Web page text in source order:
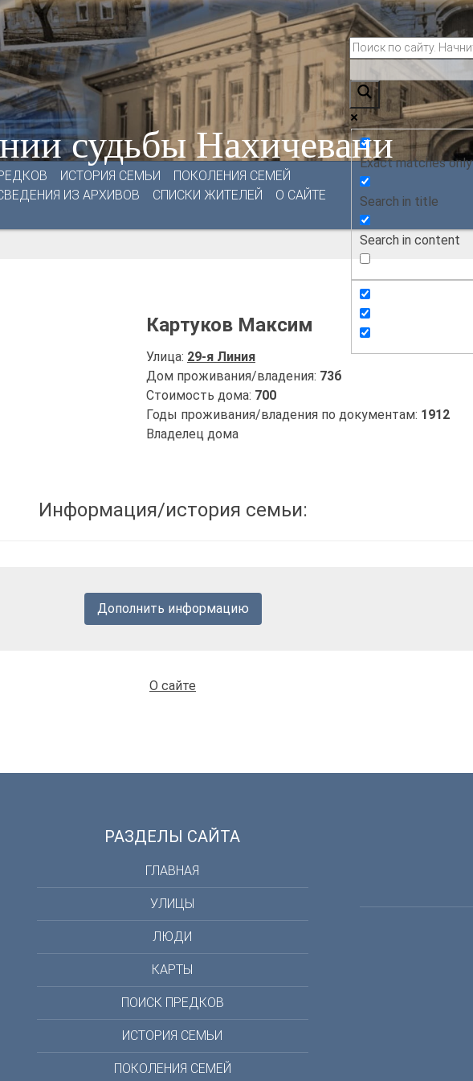
судьбы Нахичевани
ИСТОРИЯ СЕМЬИ
ПОКОЛЕНИЯ СЕМЕЙ
ИЗ АРХИВОВ СПИСКИ ЖИТЕЛЕЙ
О САЙТЕ
Exact matches only
Search in title
Search in content
Картуков Максим
Улица: 29-я Линия
Дом проживания/владения: 73б
Стоимость дома: 700
Годы проживания/владения по документам: 1912
Владелец дома
Информация/история семьи:
Дополнить информацию
О сайте
РАЗДЕЛЫ САЙТА
ГЛАВНАЯ
УЛИЦЫ
ЛЮДИ
КАРТЫ
ПОИСК ПРЕДКОВ
ИСТОРИЯ СЕМЬИ
ПОКОЛЕНИЯ СЕМЕЙ